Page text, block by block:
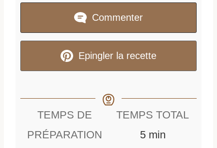
Commenter
Epingler la recette
TEMPS DE
PRÉPARATION
TEMPS TOTAL
5mmin